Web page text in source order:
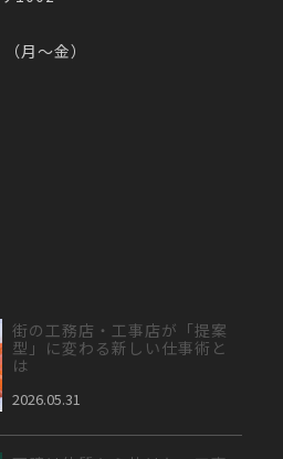
月〜金）
街の工務店・工事店が「提案
型」に変わる新しい仕事術と
は
2026.05.31